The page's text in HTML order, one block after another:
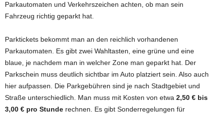
Parkautomaten und Verkehrszeichen achten, ob man sein
Fahrzeug richtig geparkt hat.
Parktickets bekommt man an den reichlich vorhandenen
Parkautomaten. Es gibt zwei Wahltasten, eine grüne und eine
blaue, je nachdem man in welcher Zone man geparkt hat. Der
Parkschein muss deutlich sichtbar im Auto platziert sein. Also auch
hier aufpassen. Die Parkgebühren sind je nach Stadtgebiet und
Straße unterschiedlich. Man muss mit Kosten von etwa 2,50 € bis
3,00 € pro Stunde rechnen. Es gibt Sonderregelungen für